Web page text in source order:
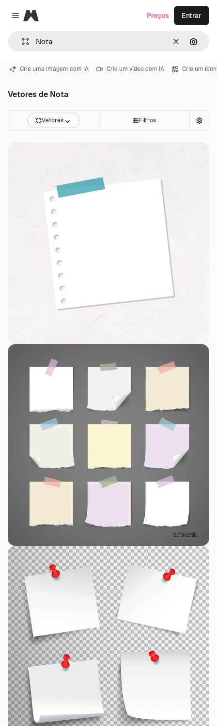
Close menu
Magnific
Limpar
Preços Entrar
Crie uma imagem com IA Crie um vídeo com IA Crie um
Vetores de Nota
Vetores Filtros